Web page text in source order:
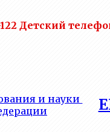
Детский
и науки